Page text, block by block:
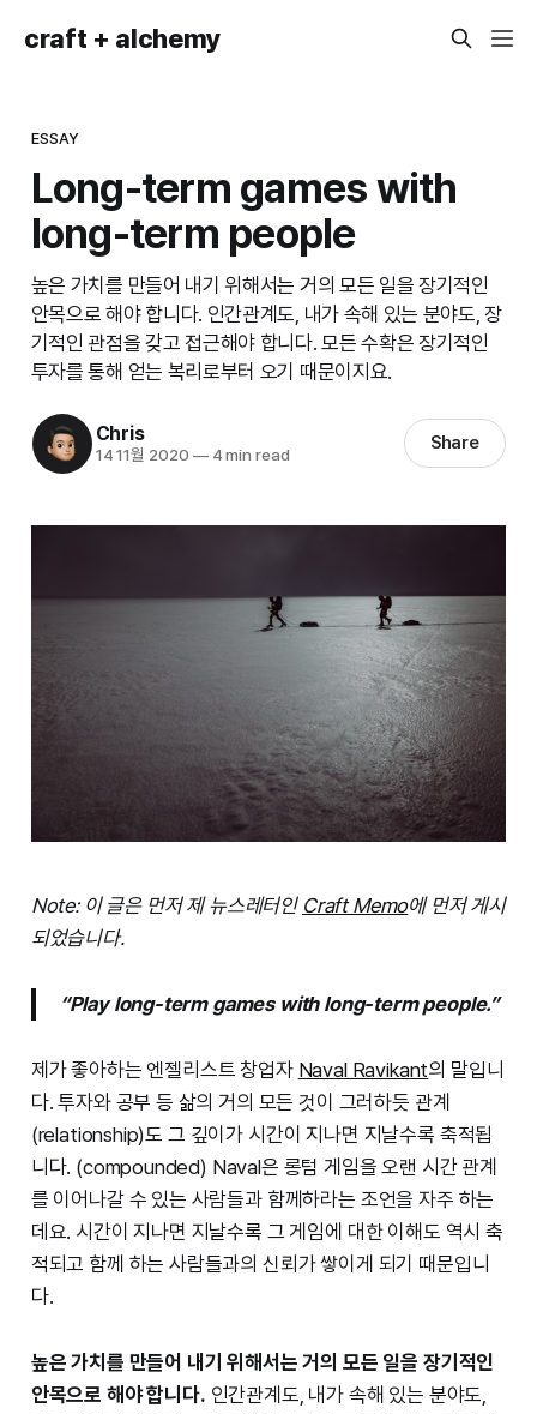
craft + alchemy
ESSAY
Long-term games with
long-term people
높은 가치를 만들어 내기 위해서는 거의 모든 일을 장기적인
안목으로 해야 합니다. 인간관계도, 내가 속해 있는 분야도, 장
기적인 관점을 갖고 접근해야 합니다. 모든 수확은 장기적인
투자를 통해 얻는 복리로부터 오기 때문이지요.
Chris
14 11월 2020 —4 min read
Share
Note: 이 글은 먼저 제 뉴스레터인 Craft Memo에 먼저 게시
되었습니다.
“Play long-term games with long-term people.”
제가 좋아하는 엔젤리스트 창업자 Naval Ravikant의 말입니
다. 투자와 공부 등 삶의 거의 모든 것이 그러하듯 관계
(relationship)도 그 깊이가 시간이 지나면 지날수록 축적됩
니다. (compounded) Naval은 롱텀 게임을 오랜 시간 관계
를 이어나갈 수 있는 사람들과 함께하라는 조언을 자주 하는
데요. 시간이 지나면 지날수록 그 게임에 대한 이해도 역시 축
적되고 함께 하는 사람들과의 신뢰가 쌓이게 되기 때문입니
다.
높은 가치를 만들어 내기 위해서는 거의 모든 일을 장기적인
안목으로 해야 합니다. 인간관계도, 내가 속해 있는 분야도,